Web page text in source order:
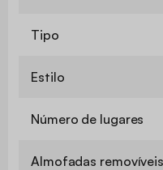
Tipo
Estilo
Número de lugares
Almofadas removíveis